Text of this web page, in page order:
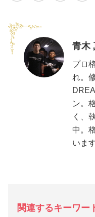
青木
プロ
れ。
ン。
く、
中。
いま
関連するキーワー